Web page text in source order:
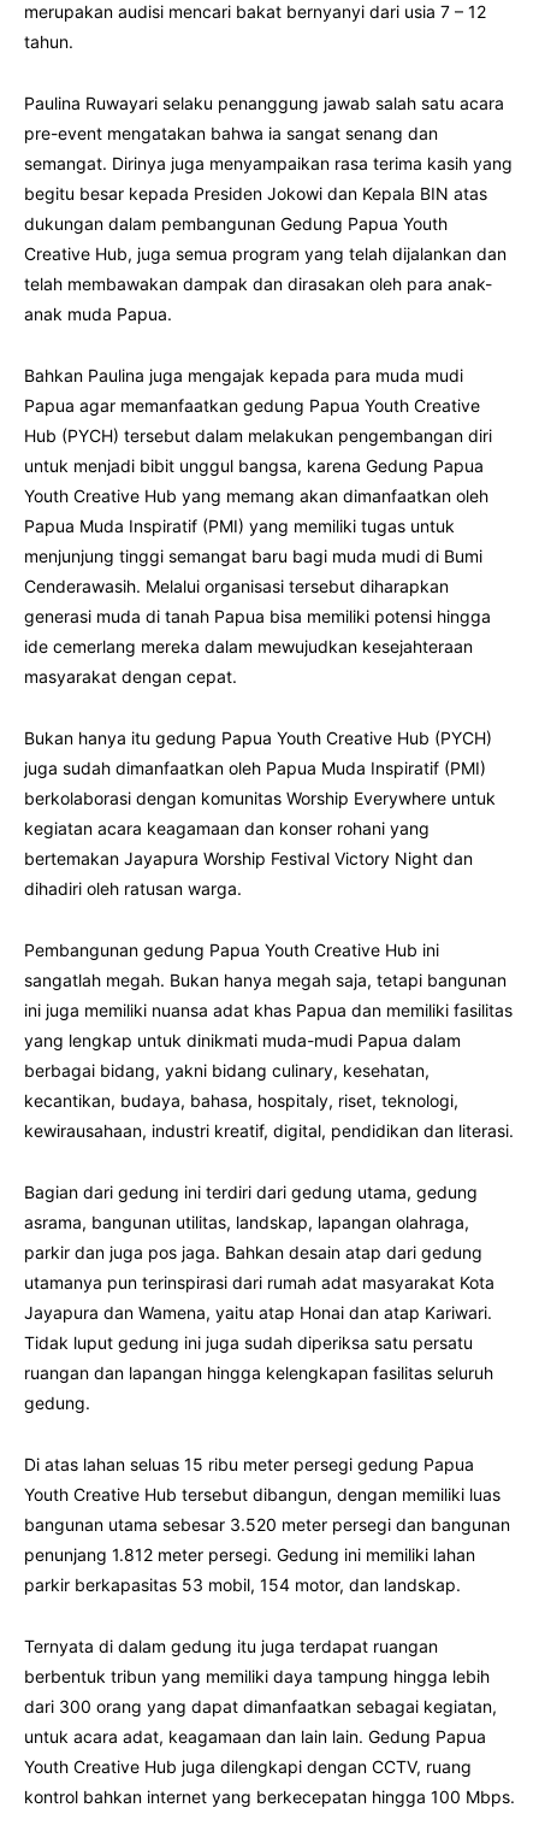
merupakan audisi mencari bakat bernyanyi dari usia 7 – 12
tahun.
Paulina Ruwayari selaku penanggung jawab salah satu acara
pre-event mengatakan bahwa ia sangat senang dan
semangat. Dirinya juga menyampaikan rasa terima kasih yang
begitu besar kepada Presiden Jokowi dan Kepala BIN atas
dukungan dalam pembangunan Gedung Papua Youth
Creative Hub, juga semua program yang telah dijalankan dan
telah membawakan dampak dan dirasakan oleh para anak-
anak muda Papua.
Bahkan Paulina juga mengajak kepada para muda mudi
Papua agar memanfaatkan gedung Papua Youth Creative
Hub (PYCH) tersebut dalam melakukan pengembangan diri
untuk menjadi bibit unggul bangsa, karena Gedung Papua
Youth Creative Hub yang memang akan dimanfaatkan oleh
Papua Muda Inspiratif (PMI) yang memiliki tugas untuk
menjunjung tinggi semangat baru bagi muda mudi di Bumi
Cenderawasih. Melalui organisasi tersebut diharapkan
generasi muda di tanah Papua bisa memiliki potensi hingga
ide cemerlang mereka dalam mewujudkan kesejahteraan
masyarakat dengan cepat.
Bukan hanya itu gedung Papua Youth Creative Hub (PYCH)
juga sudah dimanfaatkan oleh Papua Muda Inspiratif (PMI)
berkolaborasi dengan komunitas Worship Everywhere untuk
kegiatan acara keagamaan dan konser rohani yang
bertemakan Jayapura Worship Festival Victory Night dan
dihadiri oleh ratusan warga.
Pembangunan gedung Papua Youth Creative Hub ini
sangatlah megah. Bukan hanya megah saja, tetapi bangunan
ini juga memiliki nuansa adat khas Papua dan memiliki fasilitas
yang lengkap untuk dinikmati muda-mudi Papua dalam
berbagai bidang, yakni bidang culinary, kesehatan,
kecantikan, budaya, bahasa, hospitaly, riset, teknologi,
kewirausahaan, industri kreatif, digital, pendidikan dan literasi.
Bagian dari gedung ini terdiri dari gedung utama, gedung
asrama, bangunan utilitas, landskap, lapangan olahraga,
parkir dan juga pos jaga. Bahkan desain atap dari gedung
utamanya pun terinspirasi dari rumah adat masyarakat Kota
Jayapura dan Wamena, yaitu atap Honai dan atap Kariwari.
Tidak luput gedung ini juga sudah diperiksa satu persatu
ruangan dan lapangan hingga kelengkapan fasilitas seluruh
gedung.
Di atas lahan seluas 15 ribu meter persegi gedung Papua
Youth Creative Hub tersebut dibangun, dengan memiliki luas
bangunan utama sebesar 3.520 meter persegi dan bangunan
penunjang 1.812 meter persegi. Gedung ini memiliki lahan
parkir berkapasitas 53 mobil, 154 motor, dan landskap.
Ternyata di dalam gedung itu juga terdapat ruangan
berbentuk tribun yang memiliki daya tampung hingga lebih
dari 300 orang yang dapat dimanfaatkan sebagai kegiatan,
untuk acara adat, keagamaan dan lain lain. Gedung Papua
Youth Creative Hub juga dilengkapi dengan CCTV, ruang
kontrol bahkan internet yang berkecepatan hingga 100 Mbps.